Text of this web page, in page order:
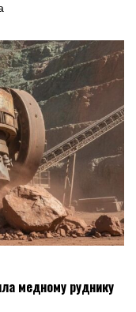
медному руднику